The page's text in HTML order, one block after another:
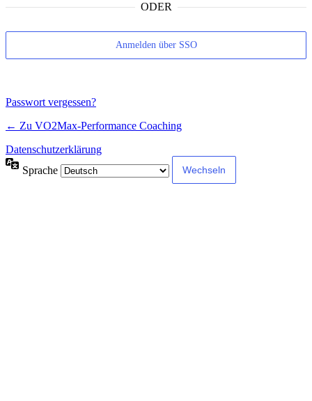
ODER
Anmelden über SSO
Passwort vergessen?
← Zu VO2Max-Performance Coaching
Datenschutzerklärung
Sprache